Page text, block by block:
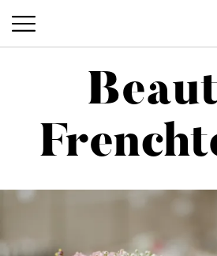
Beauty-